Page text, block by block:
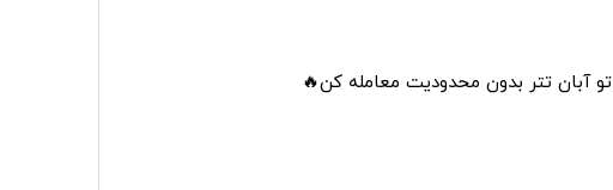
تو آبان تتر بدون محدودیت معامله کن🔥